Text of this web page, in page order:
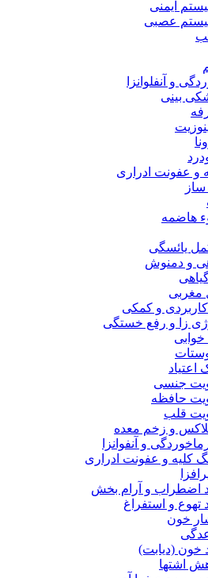
ایمنی
عصبی
و آنفلوانزا
بینی
و عفونت ادراری
هاضمه
یائسگی
و دمنوش
مغربی
و کمکی
زا و رفع خستگی
خوابی
اعتیاد
جنسی
حافظه
قلب
و زخم معده
و آنفوانزا
کلیه و عفونت ادراری
اضطراب و آرام بخش
تهوع و استفراغ
خون
خون (دیابت)
اشتها